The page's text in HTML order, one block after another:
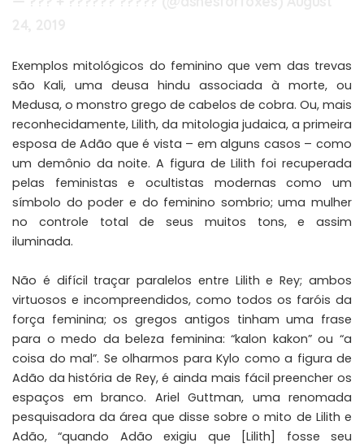
Exemplos mitológicos do feminino que vem das trevas
são Kali, uma deusa hindu associada à morte, ou
Medusa, o monstro grego de cabelos de cobra. Ou, mais
reconhecidamente, Lilith,da mitologia judaica, a primeira
esposa de Adão que é vista – em alguns casos – como
um demônio da noite. A figura de Lilith foi recuperada
pelas feministas e ocultistas modernas como um
símbolo do poder e do feminino sombrio; uma mulher
no controle total de seus muitos tons, e assim
iluminada.
Não é difícil traçar paralelos entre Lilith e Rey; ambos
virtuosos e incompreendidos, como todos os faróis da
força feminina; os gregos antigos tinham uma frase
para o medo da beleza feminina: “kalon kakon” ou “a
coisa do mal”. Se olharmos para Kylo como a figura de
Adão da história de Rey, é ainda mais fácil preencher os
espaços em branco. Ariel Guttman, uma renomada
pesquisadora da área que disse sobre o mito de Lilith e
Adão, “quando Adão exigiu que [Lilith] fosse seu